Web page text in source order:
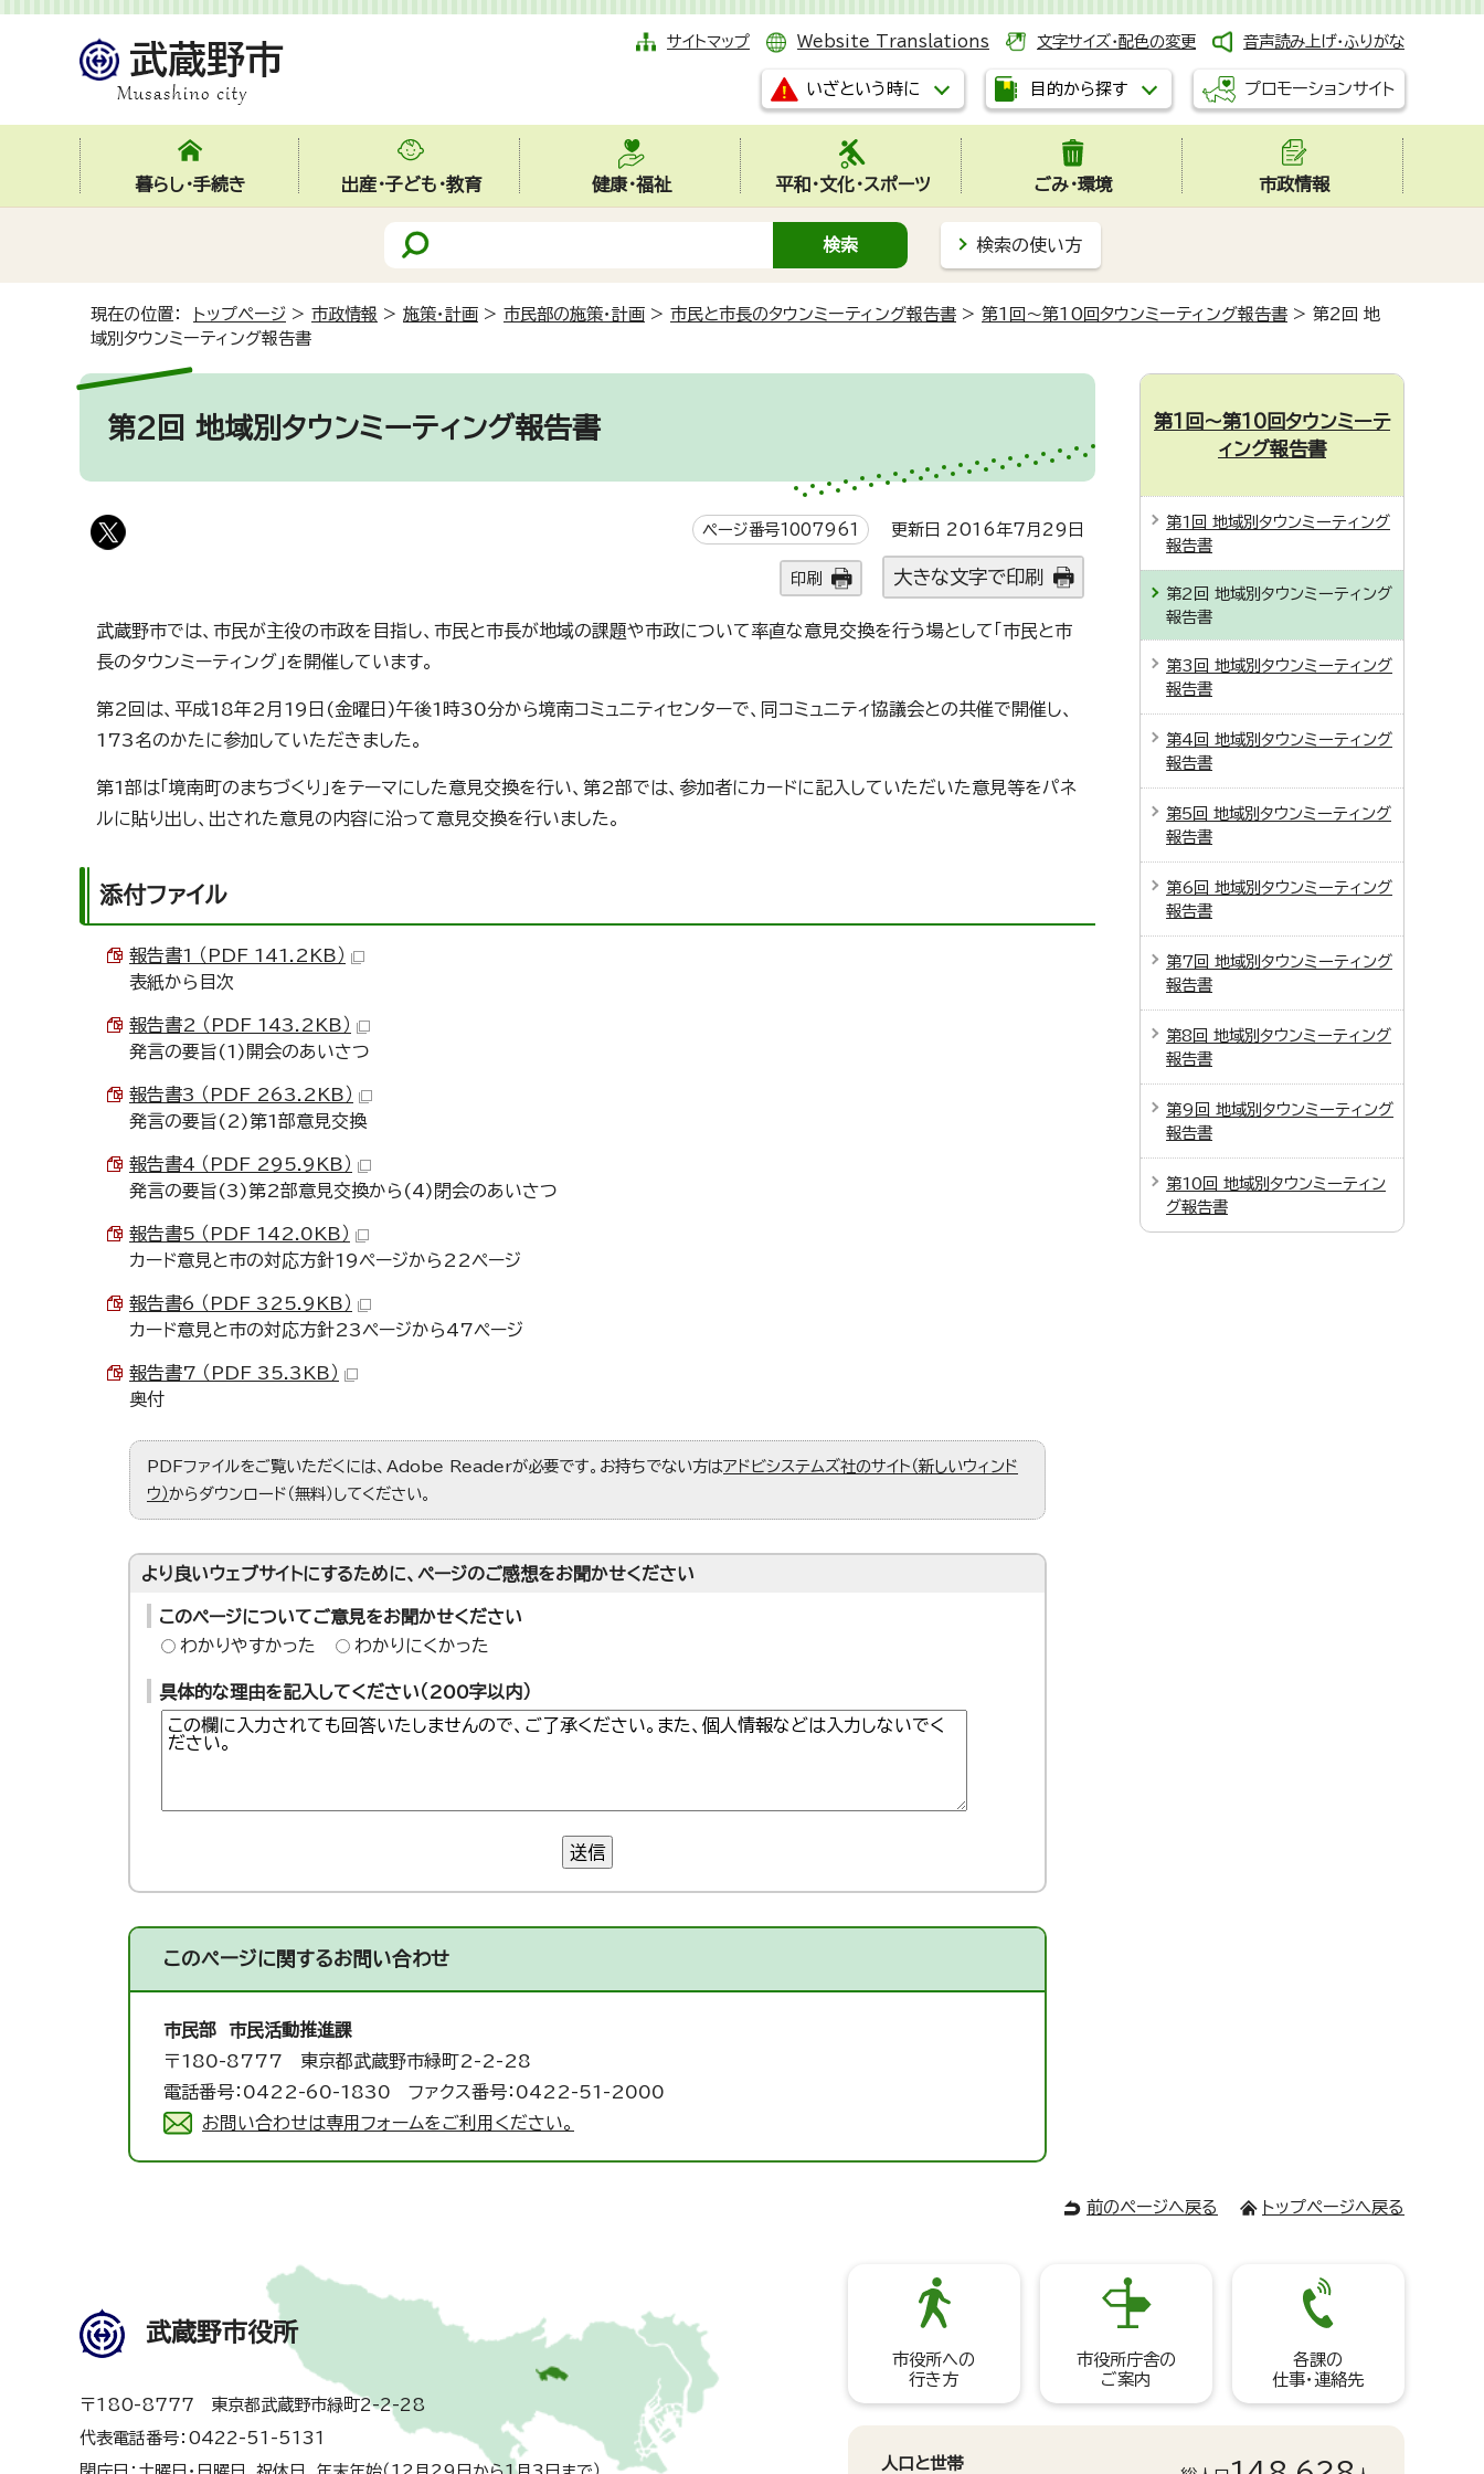
サイトマップ Website Translations 文字サイズ・配色の変更 音声読み上げ・ふりがな
いざという時に 目的から探す プロモーションサイト
暮らし・手続き 出産・子ども・教育 健康・福祉 平和・文化・スポーツ ごみ・環境 市政情報
検索の使い方
現在の位置： トップページ > 市政情報 > 施策・計画 > 市民部の施策・計画 > 市民と市長のタウンミーティング報告書 > 第1回～第10回タウンミーティング報告書 > 第2回 地
域別タウンミーティング報告書
第2回 地域別タウンミーティング報告書
ページ番号1007961 更新日 2016年7月29日
印刷 大きな文字で印刷
武蔵野市では、市民が主役の市政を目指し、市民と市長が地域の課題や市政について率直な意見交換を行う場として「市民と市
長のタウンミーティング」を開催しています。
第2回は、平成18年2月19日(金曜日)午後1時30分から境南コミュニティセンターで、同コミュニティ協議会との共催で開催し、
173名のかたに参加していただきました。
第1部は「境南町のまちづくり」をテーマにした意見交換を行い、第2部では、参加者にカードに記入していただいた意見等をパネ
ルに貼り出し、出された意見の内容に沿って意見交換を行いました。
添付ファイル
報告書1 （PDF 141.2KB）
表紙から目次
報告書2 （PDF 143.2KB）
発言の要旨(1)開会のあいさつ
報告書3 （PDF 263.2KB）
発言の要旨(2)第1部意見交換
報告書4 （PDF 295.9KB）
発言の要旨(3)第2部意見交換から(4)閉会のあいさつ
報告書5 （PDF 142.0KB）
カード意見と市の対応方針19ページから22ページ
報告書6 （PDF 325.9KB）
カード意見と市の対応方針23ページから47ページ
報告書7 （PDF 35.3KB）
奥付
PDFファイルをご覧いただくには、Adobe Readerが必要です。お持ちでない方はアドビシステムズ社のサイト（新しいウィンド
ウ）からダウンロード（無料）してください。
より良いウェブサイトにするために、ページのご感想をお聞かせください
このページについてご意見をお聞かせください
わかりやすかった
わかりにくかった
具体的な理由を記入してください（200字以内）
送信
このページに関するお問い合わせ
市民部 市民活動推進課
〒180-8777 東京都武蔵野市緑町2-2-28
電話番号：0422-60-1830 ファクス番号：0422-51-2000
お問い合わせは専用フォームをご利用ください。
第1回～第10回タウンミーテ
ィング報告書
第1回 地域別タウンミーティング
報告書
第2回 地域別タウンミーティング
報告書
第3回 地域別タウンミーティング
報告書
第4回 地域別タウンミーティング
報告書
第5回 地域別タウンミーティング
報告書
第6回 地域別タウンミーティング
報告書
第7回 地域別タウンミーティング
報告書
第8回 地域別タウンミーティング
報告書
第9回 地域別タウンミーティング
報告書
第10回 地域別タウンミーティン
グ報告書
前のページへ戻る トップページへ戻る
武蔵野市役所
〒180-8777 東京都武蔵野市緑町2-2-28
代表電話番号：0422-51-5131
市役所への
行き方
市役所庁舎の
ご案内
各課の
仕事・連絡先
人口と世帯